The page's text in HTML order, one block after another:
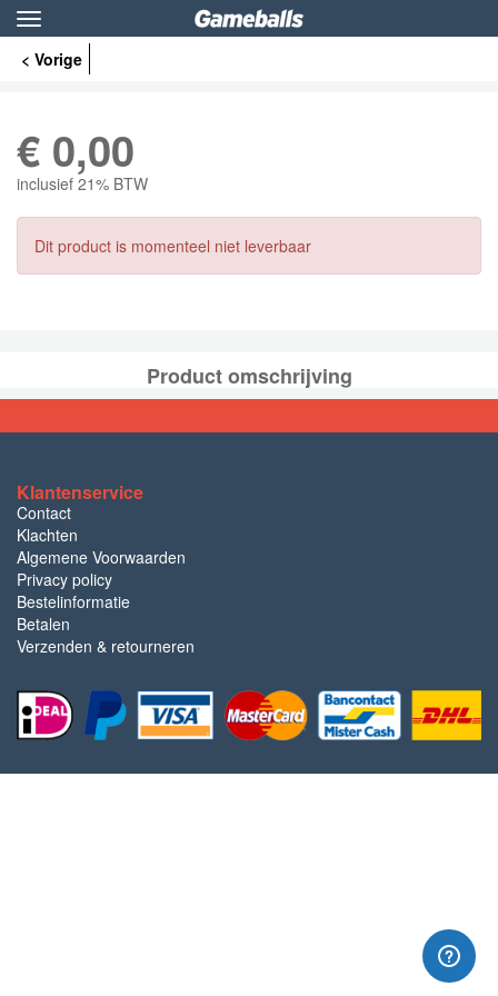
Toggle
navigation
< Vorige
€ 0,00
inclusief 21% BTW
Dit product is momenteel niet leverbaar
Product omschrijving
Klantenservice
Contact
Klachten
Algemene Voorwaarden
Privacy policy
Bestelinformatie
Betalen
Verzenden & retourneren